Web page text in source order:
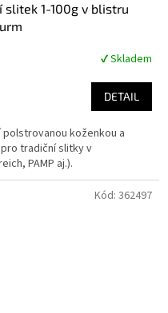
slitek 1-100g v blistru
✔ Skladem
DETAIL
koženkou a
tradiční slitky v
PAMP aj.).
Kód: 362497